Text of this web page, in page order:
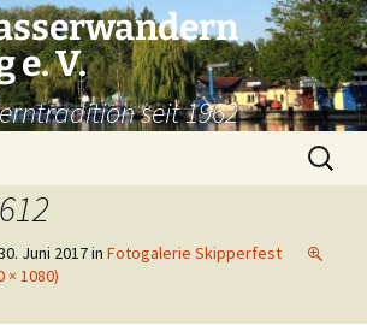
e. V.
seit 1962
Suchen
nach:
Juni 2017in Fotogalerie Skipperfest
× 1080)